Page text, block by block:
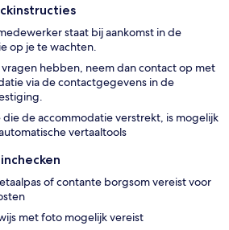
staat bij aankomst in de
op je te wachten.
hebben, neem dan contact op met
via de contactgegevens in de
die de accommodatie verstrekt, is mogelijk
vertaaltools
of contante borgsom vereist voor
met foto mogelijk vereist